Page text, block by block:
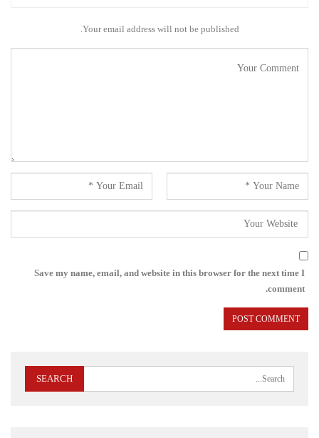
Your email address will not be published.
Save my name, email, and website in this browser for the next time I
comment.